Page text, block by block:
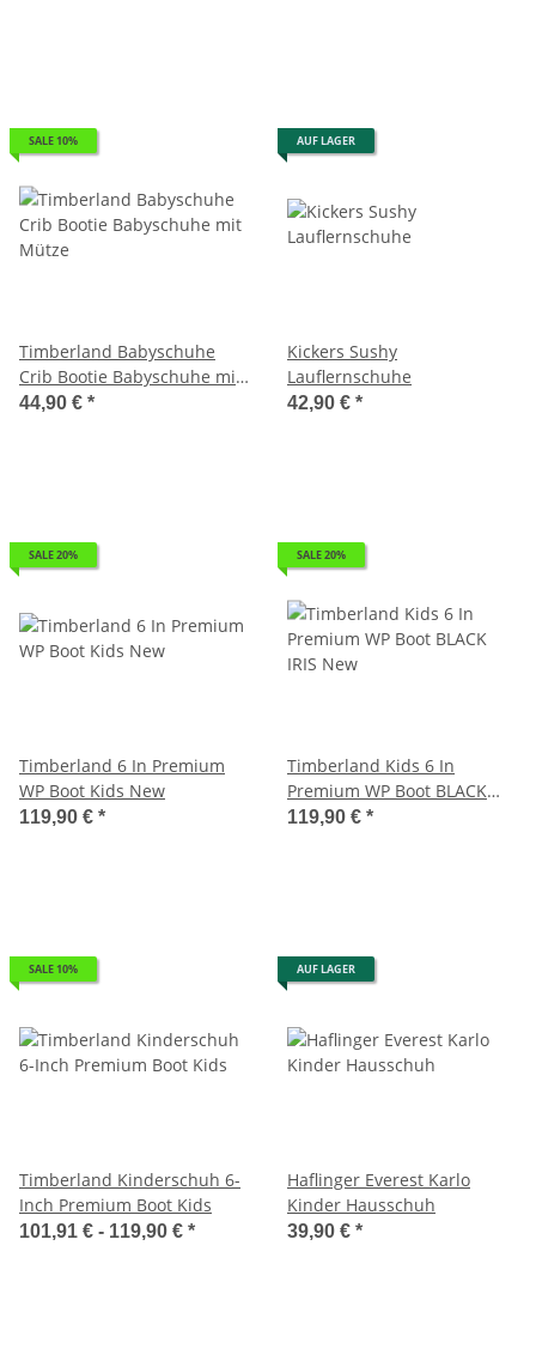
SALE 10%
Timberland Babyschuhe
Crib Bootie Babyschuhe mit
Mütze
44,90 € *
AUF LAGER
Kickers Sushy
Lauflernschuhe
42,90 € *
SALE 20%
Timberland 6 In Premium
WP Boot Kids New
119,90 € *
SALE 20%
Timberland Kids 6 In
Premium WP Boot BLACK
IRIS New
119,90 € *
SALE 10%
Timberland Kinderschuh 6-
Inch Premium Boot Kids
101,91 € - 119,90 € *
AUF LAGER
Haflinger Everest Karlo
Kinder Hausschuh
39,90 € *